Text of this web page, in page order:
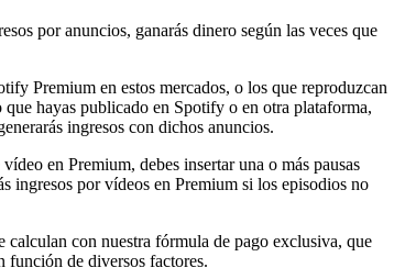
por anuncios, ganarás dinero según las veces que
Premium en estos mercados, o los que reproduzcan
hayas publicado en Spotify o en otra plataforma,
ingresos con dichos anuncios.
en Premium, debes insertar una o más pausas
ingresos por vídeos en Premium si los episodios no
calculan con nuestra fórmula de pago exclusiva, que
función de diversos factores.